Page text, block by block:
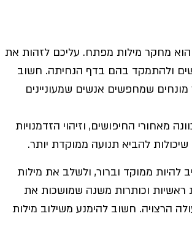
הוא מחקר מילות מפתח. עליכם לזהות את
ולהתמקד בהם בדף הנחיתה. חשוב
שמחפשים אנשים שמעוניינים
מאחורי החיפושים, וזיהוי הזדמנויות
להיות ממוקד וברור, ולשלב את מילות
וכותרות משנה שמושכות את
הרצויה. חשוב להימנע משילוב מילות